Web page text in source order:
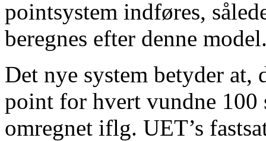
pointsystem indføres,
beregnes efter denne
Det nye system betyder at,
point for hvert vundne 100
omregnet iflg. UET’s